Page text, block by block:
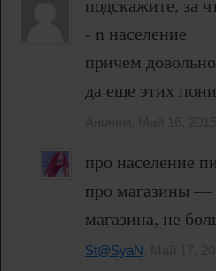
- n население
причем
да еще этих
про население
про магазины —
магазина, не
St@SyaN